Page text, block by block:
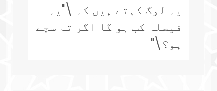
یہ لوگ کہتے ہیں کہ \"یہ
فیصلہ کب ہو گا اگر تم سچے
ہو؟\"